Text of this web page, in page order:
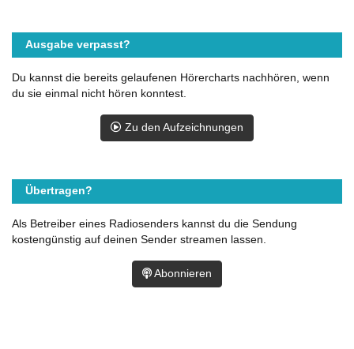
Ausgabe verpasst?
Du kannst die bereits gelaufenen Hörercharts nachhören, wenn
du sie einmal nicht hören konntest.
Zu den Aufzeichnungen
Übertragen?
Als Betreiber eines Radiosenders kannst du die Sendung
kostengünstig auf deinen Sender streamen lassen.
Abonnieren